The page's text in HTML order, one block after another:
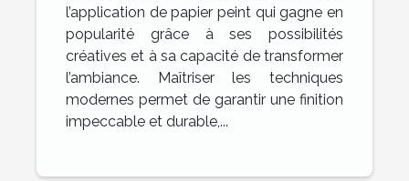
l’application de papier peint qui gagne en
popularité grâce à ses possibilités
créatives et à sa capacité de transformer
l’ambiance. Maîtriser les techniques
modernes permet de garantir une finition
impeccable et durable,...